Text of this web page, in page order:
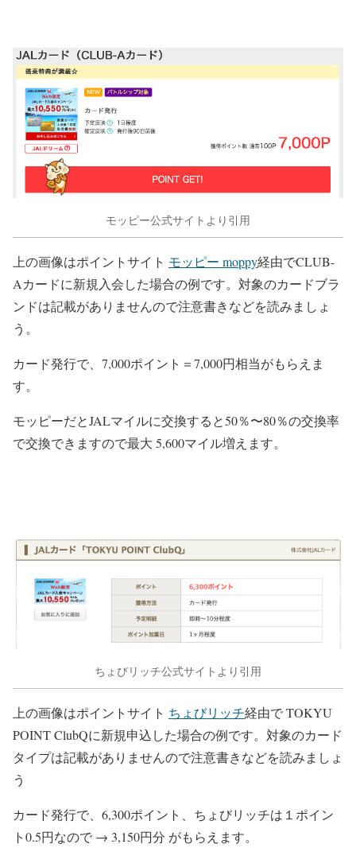
モッピー公式サイトより引用
上の画像はポイントサイト モッピー moppy経由でCLUB-
Aカードに新規入会した場合の例です。対象のカードブラ
ンドは記載がありませんので注意書きなどを読みましょ
う。
カード発行で、7,000ポイント＝7,000円相当がもらえま
す。
モッピーだとJALマイルに交換すると50％〜80％の交換率
で交換できますので最大 5,600マイル増えます。
ちょびリッチ公式サイトより引用
上の画像はポイントサイト ちょびリッチ経由で TOKYU
POINT ClubQに新規申込した場合の例です。対象のカード
タイプは記載がありませんので注意書きなどを読みましょ
う
カード発行で、6,300ポイント、ちょびリッチは１ポイン
ト0.5円なので → 3,150円分 がもらえます。